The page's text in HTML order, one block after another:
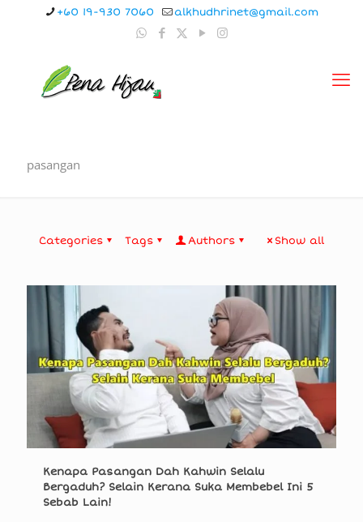
+60 19-930 7060 alkhudhrinet@gmail.com
pasangan
Categories Tags Authors Show all
Kenapa Pasangan Dah Kahwin Selalu
Bergaduh? Selain Kerana Suka Membebel Ini 5
Sebab Lain!